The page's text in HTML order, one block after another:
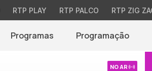
RTP PLAY RTP PALCO RTP ZIG
Programas Programação
NO AR